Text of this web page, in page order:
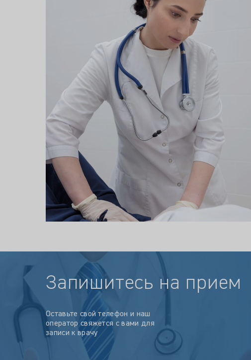
Запишитесь на прием
Оставьте свой телефон и наш
оператор свяжется с вами для
записи к врачу